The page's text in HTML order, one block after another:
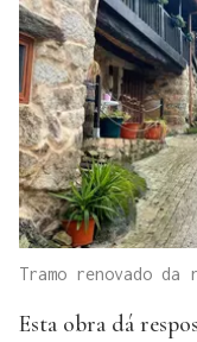
Tramo renovado
Esta obra dá